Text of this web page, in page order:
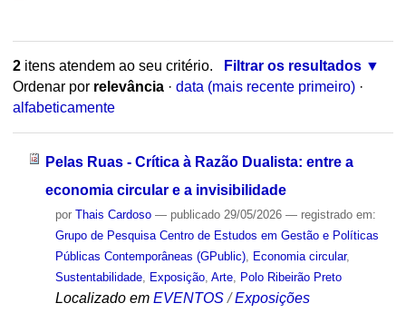
2itens atendem ao seu critério.
Filtrar os resultados
Ordenar por relevância · data (mais recente primeiro) ·
alfabeticamente
Pelas Ruas - Crítica à Razão Dualista: entre a
economia circular e a invisibilidade
por Thais Cardoso — publicado29/05/2026 — registrado em:
Grupo de Pesquisa Centro de Estudos em Gestão e Políticas
Públicas Contemporâneas (GPublic), Economia circular,
Sustentabilidade, Exposição, Arte, Polo Ribeirão Preto
Localizado em EVENTOS /Exposições